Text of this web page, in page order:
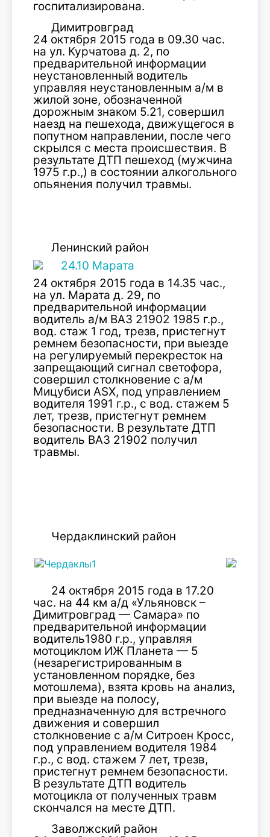
госпитализирована.
Димитровград
24 октября 2015 года в 09.30 час.
на ул. Курчатова д. 2, по
предварительной информации
неустановленный водитель
управляя неустановленным а/м в
жилой зоне, обозначенной
дорожным знаком 5.21, совершил
наезд на пешехода, движущегося в
попутном направлении, после чего
скрылся с места происшествия. В
результате ДТП пешеход (мужчина
1975 г.р.,) в состоянии алкогольного
опьянения получил травмы.
Ленинский район
24 октября 2015 года в 14.35 час.,
на ул. Марата д. 29, по
предварительной информации
водитель а/м ВАЗ 21902 1985 г.р.,
вод. стаж 1 год, трезв, пристегнут
ремнем безопасности, при выезде
на регулируемый перекресток на
запрещающий сигнал светофора,
совершил столкновение с а/м
Мицубиси ASX, под управлением
водителя 1991 г.р., с вод. стажем 5
лет, трезв, пристегнут ремнем
безопасности. В результате ДТП
водитель ВАЗ 21902 получил
травмы.
Чердаклинский район
24 октября 2015 года в 17.20
час. на 44 км а/д «Ульяновск –
Димитровград — Самара» по
предварительной информации
водитель1980 г.р., управляя
мотоциклом ИЖ Планета — 5
(незарегистрированным в
установленном порядке, без
мотошлема), взята кровь на анализ,
при выезде на полосу,
предназначенную для встречного
движения и совершил
столкновение с а/м Ситроен Кросс,
под управлением водителя 1984
г.р., с вод. стажем 7 лет, трезв,
пристегнут ремнем безопасности.
В результате ДТП водитель
мотоцикла от полученных травм
скончался на месте ДТП.
Заволжский район